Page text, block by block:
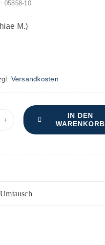
05858-10
M.)
Versandkosten
IN DEN
WARENKORB